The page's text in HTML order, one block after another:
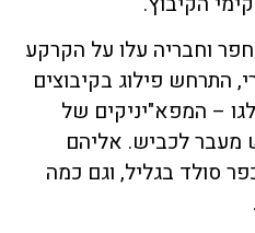
וחבריה עלו על הקרקע
התרחש פילוג בקיבוצים
– המפא"יניקים של
מעבר לכביש. אליהם
סולד בגליל, וגם כמה